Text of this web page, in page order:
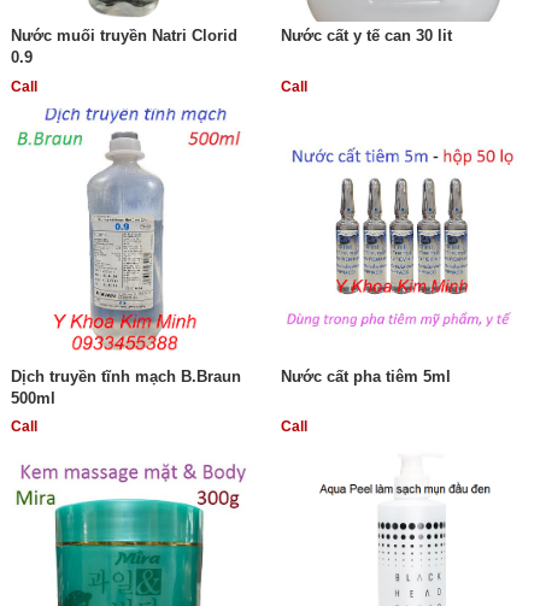
Nước muối truyền Natri Clorid
0.9
Call
Nước cất y tế can 30 lit
Call
Dịch truyền tĩnh mạch B.Braun
500ml
Call
Nước cất pha tiêm 5ml
Call